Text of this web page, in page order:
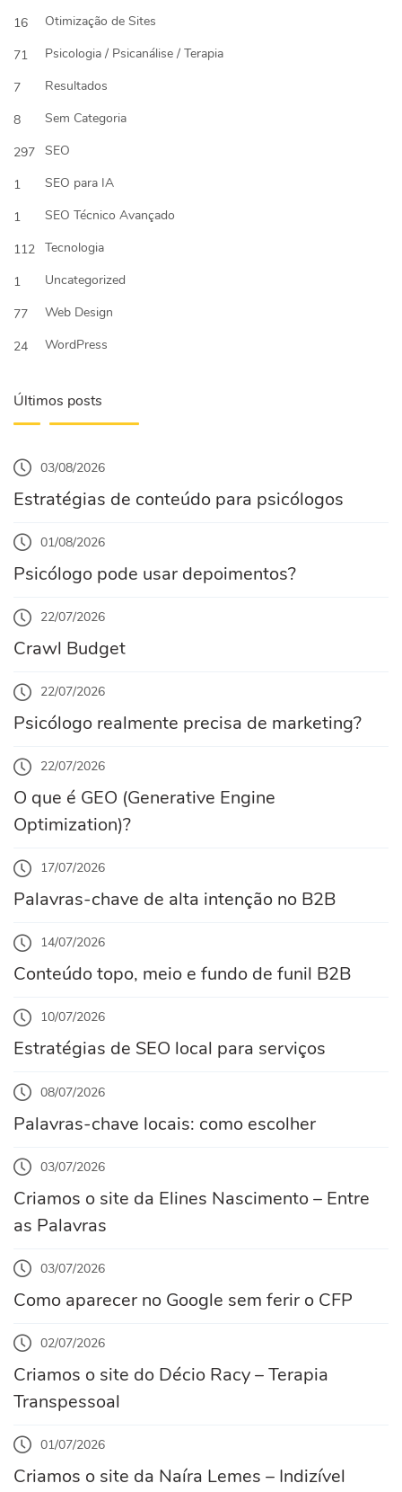
16
Otimização de Sites
71
Psicologia / Psicanálise / Terapia
7
Resultados
8
Sem Categoria
297 SEO
1
SEO para IA
1
SEO Técnico Avançado
112 Tecnologia
1
Uncategorized
77
Web Design
24
WordPress
Últimos posts
03/08/2026
Estratégias de conteúdo para psicólogos
01/08/2026
Psicólogo pode usar depoimentos?
22/07/2026
Crawl Budget
22/07/2026
Psicólogo realmente precisa de marketing?
22/07/2026
O que é GEO (Generative Engine
Optimization)?
17/07/2026
Palavras-chave de alta intenção no B2B
14/07/2026
Conteúdo topo, meio e fundo de funil B2B
10/07/2026
Estratégias de SEO local para serviços
08/07/2026
Palavras-chave locais: como escolher
03/07/2026
Criamos o site da Elines Nascimento – Entre
as Palavras
03/07/2026
Como aparecer no Google sem ferir o CFP
02/07/2026
Criamos o site do Décio Racy – Terapia
Transpessoal
01/07/2026
Criamos o site da Naíra Lemes – Indizível